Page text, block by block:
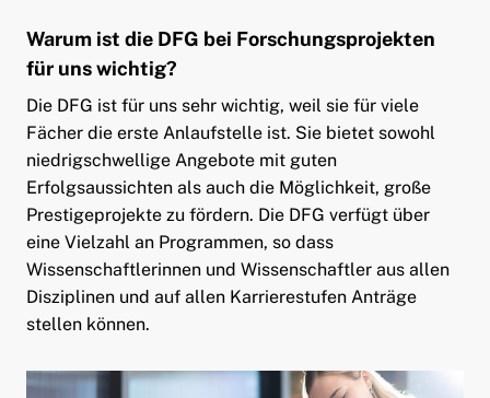
Warum ist die DFG bei Forschungsprojekten
für uns wichtig?
Die DFG ist für uns sehr wichtig, weil sie für viele
Fächer die erste Anlaufstelle ist. Sie bietet sowohl
niedrigschwellige Angebote mit guten
Erfolgsaussichten als auch die Möglichkeit, große
Prestigeprojekte zu fördern. Die DFG verfügt über
eine Vielzahl an Programmen, so dass
Wissenschaftlerinnen und Wissenschaftler aus allen
Disziplinen und auf allen Karrierestufen Anträge
stellen können.